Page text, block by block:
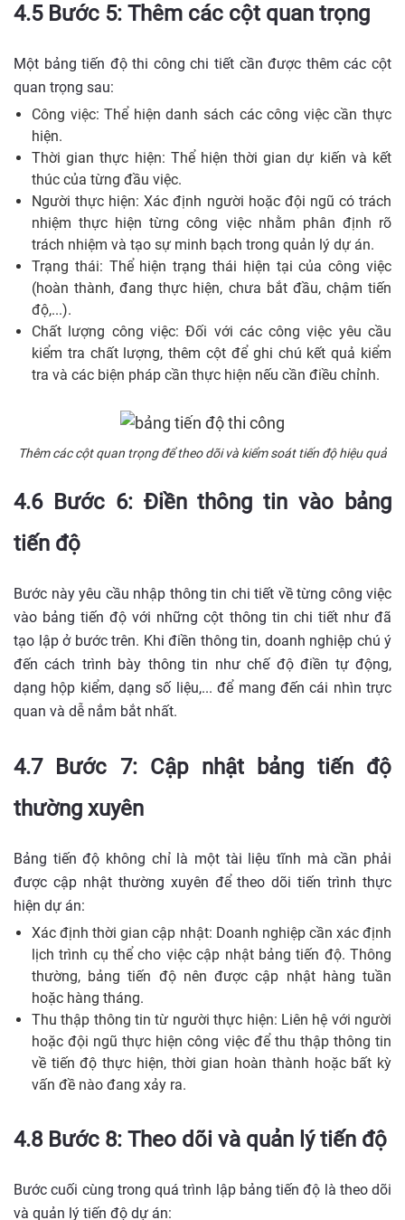
4.5 Bước 5: Thêm các cột quan trọng
Một bảng tiến độ thi công chi tiết cần được thêm các cột
quan trọng sau:
Công việc: Thể hiện danh sách các công việc cần thực
hiện.
Thời gian thực hiện: Thể hiện thời gian dự kiến và kết
thúc của từng đầu việc.
Người thực hiện: Xác định người hoặc đội ngũ có trách
nhiệm thực hiện từng công việc nhằm phân định rõ
trách nhiệm và tạo sự minh bạch trong quản lý dự án.
Trạng thái: Thể hiện trạng thái hiện tại của công việc
(hoàn thành, đang thực hiện, chưa bắt đầu, chậm tiến
độ,...).
Chất lượng công việc: Đối với các công việc yêu cầu
kiểm tra chất lượng, thêm cột để ghi chú kết quả kiểm
tra và các biện pháp cần thực hiện nếu cần điều chỉnh.
Thêm các cột quan trọng để theo dõi và kiểm soát tiến độ hiệu quả
4.6 Bước 6: Điền thông tin vào bảng
tiến độ
Bước này yêu cầu nhập thông tin chi tiết về từng công việc
vào bảng tiến độ với những cột thông tin chi tiết như đã
tạo lập ở bước trên. Khi điền thông tin, doanh nghiệp chú ý
đến cách trình bày thông tin như chế độ điền tự động,
dạng hộp kiểm, dạng số liệu,... để mang đến cái nhìn trực
quan và dễ nắm bắt nhất.
4.7 Bước 7: Cập nhật bảng tiến độ
thường xuyên
Bảng tiến độ không chỉ là một tài liệu tĩnh mà cần phải
được cập nhật thường xuyên để theo dõi tiến trình thực
hiện dự án:
Xác định thời gian cập nhật: Doanh nghiệp cần xác định
lịch trình cụ thể cho việc cập nhật bảng tiến độ. Thông
thường, bảng tiến độ nên được cập nhật hàng tuần
hoặc hàng tháng.
Thu thập thông tin từ người thực hiện: Liên hệ với người
hoặc đội ngũ thực hiện công việc để thu thập thông tin
về tiến độ thực hiện, thời gian hoàn thành hoặc bất kỳ
vấn đề nào đang xảy ra.
4.8 Bước 8: Theo dõi và quản lý tiến độ
Bước cuối cùng trong quá trình lập bảng tiến độ là theo dõi
và quản lý tiến độ dự án: